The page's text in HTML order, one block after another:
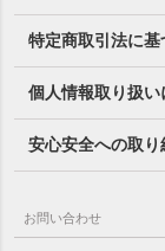
特定商取引法に基
個人情報取り扱い
安心安全への取り
お問い合わせ